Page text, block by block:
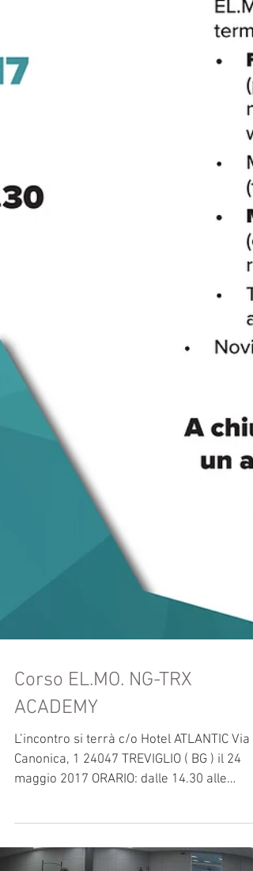
Corso EL.MO. NG-TRX
ACADEMY
L’incontro si terrà c/o Hotel ATLANTIC Via
maggio 2017 ORARIO: dalle 14.30 alle
18.30...